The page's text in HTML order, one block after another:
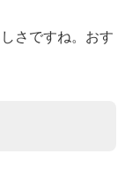
さですね。おす